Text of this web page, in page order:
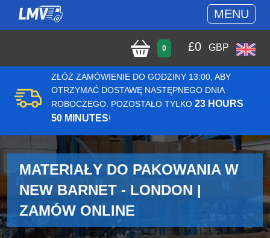
MENU
0 £0 GBP
ZŁÓŻ ZAMÓWIENIE DO GODZINY 13:00, ABY
OTRZYMAĆ DOSTAWĘ NASTĘPNEGO DNIA
ROBOCZEGO. POZOSTAŁO TYLKO 23 HOURS
50 MINUTES!
MATERIAŁY DO PAKOWANIA W
NEW BARNET - LONDON |
ZAMÓW ONLINE